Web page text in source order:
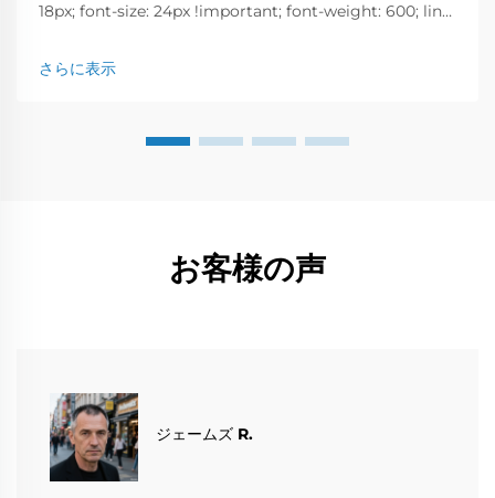
18px; font-size: 24px !important; font-weight: 600; line-
margin-bottom: 18px; font-size: 20px !important; font-
w...
さらに表示
お客様の声
ジェームズ R.